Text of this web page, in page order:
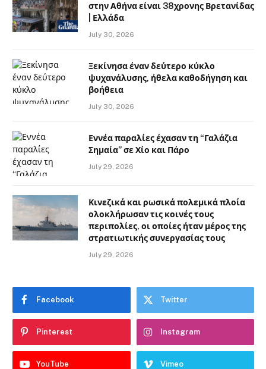
στην Αθήνα είναι 38χρονης Βρετανίδας
| Ελλάδα
July 30, 2026
Ξεκίνησα έναν δεύτερο κύκλο
ψυχανάλυσης, ήθελα καθοδήγηση και
βοήθεια
July 30, 2026
Εννέα παραλίες έχασαν τη “Γαλάζια
Σημαία” σε Χίο και Πάρο
July 29, 2026
Κινεζικά και ρωσικά πολεμικά πλοία
ολοκλήρωσαν τις κοινές τους
περιπολίες, οι οποίες ήταν μέρος της
στρατιωτικής συνεργασίας τους
July 29, 2026
Facebook Twitter
Pinterest Instagram
YouTube Vimeo